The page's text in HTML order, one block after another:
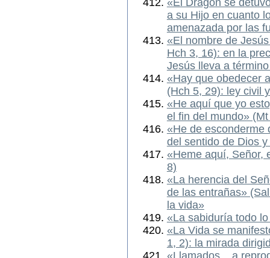
a su Hijo en cuanto
amenazada por las
«El nombre de
Hch 3, 16): en la
Jesús lleva a
«Hay que obedecer
(Hch 5, 29): ley civil
«He aquí que yo
el fin del mundo»
«He de esconderme
del sentido de Dios
«Heme aquí, Señor,
8)
«La herencia del
de las entrañas»
la vida»
«La sabiduría todo
«La Vida se
1, 2): la mirada
«Llamados... a